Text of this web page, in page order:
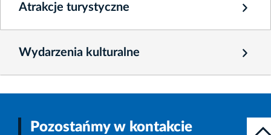
Atrakcje turystyczne
Wydarzenia kulturalne
Pozostańmy w kontakcie